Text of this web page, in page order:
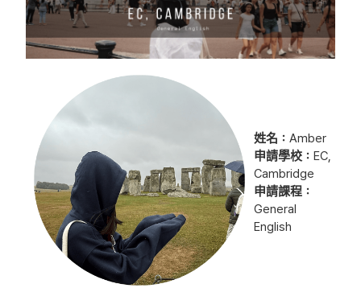
姓名： Amber
申請學校： EC,
Cambridge
申請課程：
General
English